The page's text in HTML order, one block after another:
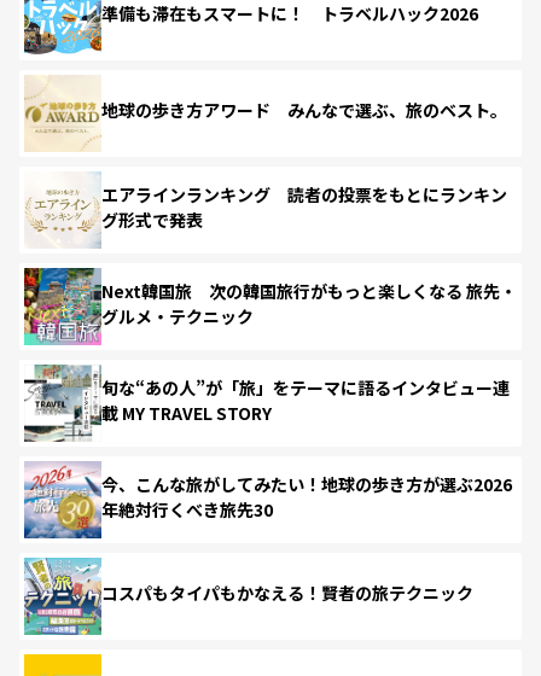
準備も滞在もスマートに！ トラベルハック2026
地球の歩き方アワード みんなで選ぶ、旅のベスト。
エアラインランキング 読者の投票をもとにランキン
グ形式で発表
Next韓国旅 次の韓国旅行がもっと楽しくなる 旅先・
グルメ・テクニック
旬な“あの人”が「旅」をテーマに語るインタビュー連
載 MY TRAVEL STORY
今、こんな旅がしてみたい！地球の歩き方が選ぶ2026
年絶対行くべき旅先30
コスパもタイパもかなえる！賢者の旅テクニック